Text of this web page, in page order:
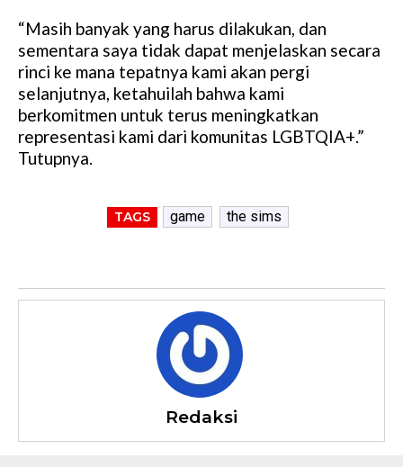
“Masih banyak yang harus dilakukan, dan
sementara saya tidak dapat menjelaskan secara
rinci ke mana tepatnya kami akan pergi
selanjutnya, ketahuilah bahwa kami
berkomitmen untuk terus meningkatkan
representasi kami dari komunitas LGBTQIA+.”
Tutupnya.
TAGS game the sims
Redaksi